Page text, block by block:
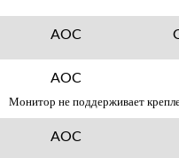
AOC
AOC
Монитор не поддерживает
AOC